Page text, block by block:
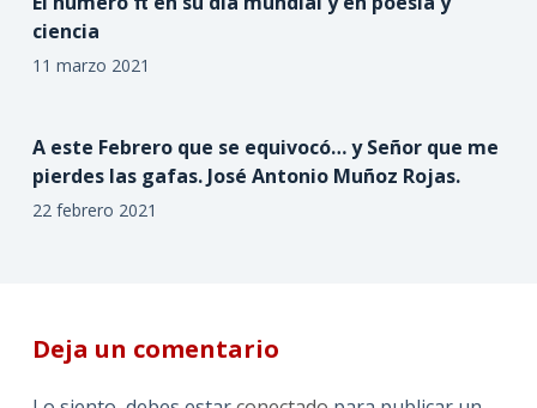
ciencia
11 marzo 2021
A este Febrero que se equivocó… y Señor que me
pierdes las gafas. José Antonio Muñoz Rojas.
22 febrero 2021
Deja un comentario